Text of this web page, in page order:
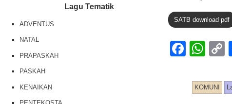
SATB download pdf
F
c
e
W
at
s
y
KOMUNI
Lagu Tematik
ADVENTUS
NATAL
PRAPASKAH
PASKAH
KENAIKAN